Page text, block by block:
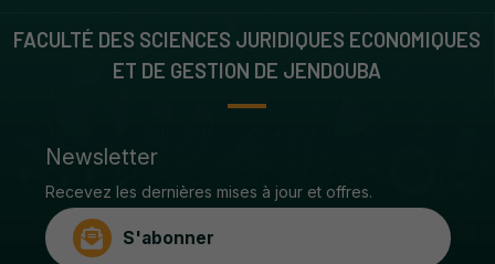
FACULTÉ DES SCIENCES JURIDIQUES ECONOMIQUES
ET DE GESTION DE JENDOUBA
Newsletter
Recevez les dernières mises à jour et offres.
S'abonner